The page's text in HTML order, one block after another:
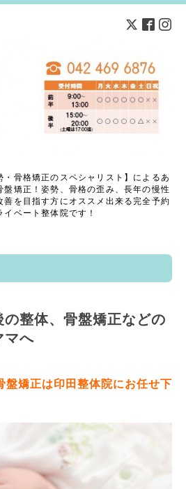
・骨格矯正のスペシャリスト】によるあ
盤矯正！姿勢、骨格の歪み、長年の慢性
善を目指す方にオススメ出来る完全予約
イベート整体院です！
の整体、骨盤矯正などの
マへ
盤矯正は印田整体院にお任せ下